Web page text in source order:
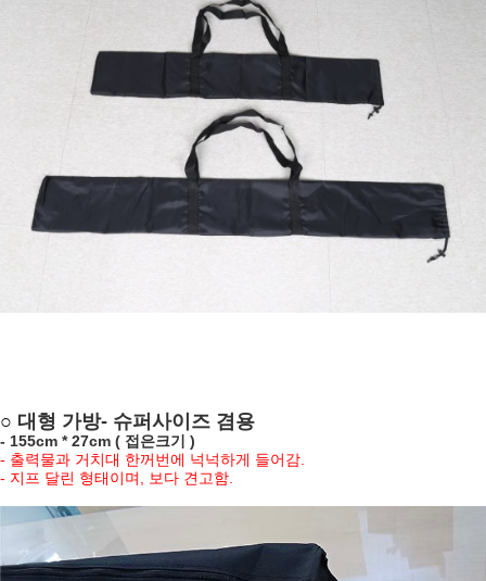
○ 대형 가방- 슈퍼사이즈 겸용
- 155cm *27cm ( 접은크기 )
- 출력물과 거치대 한꺼번에 넉넉하게 들어감.
- 지프 달린 형태이며, 보다 견고함.